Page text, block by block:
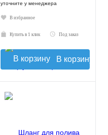
уточните у менеджера
В избранное
Купить в 1 клик Под заказ
В корзину